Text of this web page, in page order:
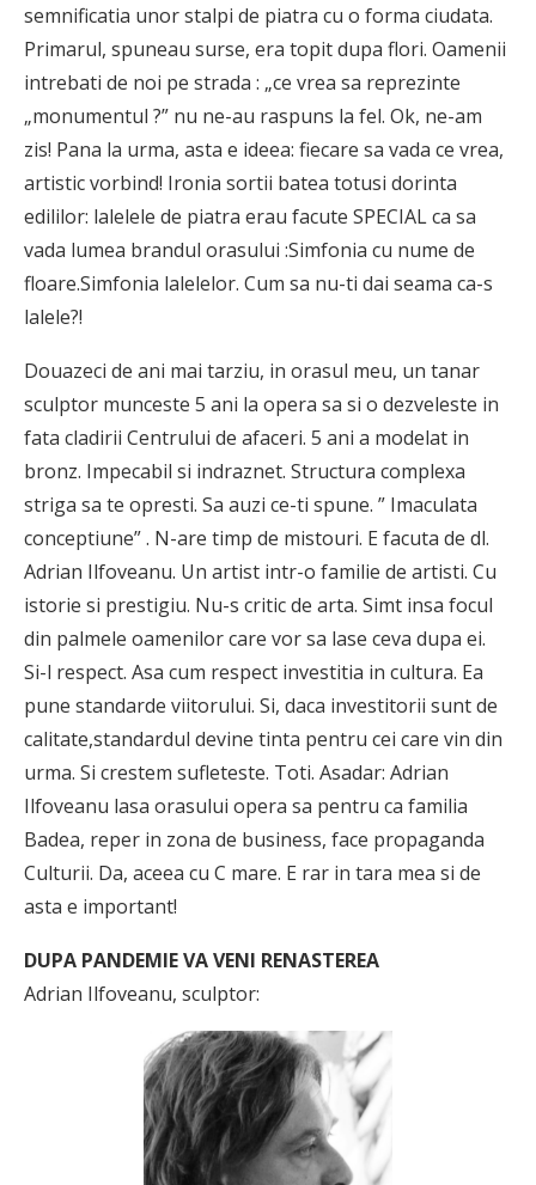
semnificatia unor stalpi de piatra cu o forma ciudata.
Primarul, spuneau surse, era topit dupa flori. Oamenii
intrebati de noi pe strada : „ce vrea sa reprezinte
„monumentul ?” nu ne-au raspuns la fel. Ok, ne-am
zis! Pana la urma, asta e ideea: fiecare sa vada ce vrea,
artistic vorbind! Ironia sortii batea totusi dorinta
edililor: lalelele de piatra erau facute SPECIAL ca sa
vada lumea brandul orasului :Simfonia cu nume de
floare.Simfonia lalelelor. Cum sa nu-ti dai seama ca-s
lalele?!
Douazeci de ani mai tarziu, in orasul meu, un tanar
sculptor munceste 5 ani la opera sa si o dezveleste in
fata cladirii Centrului de afaceri. 5 ani a modelat in
bronz. Impecabil si indraznet. Structura complexa
striga sa te opresti. Sa auzi ce-ti spune. ” Imaculata
conceptiune” . N-are timp de mistouri. E facuta de dl.
Adrian Ilfoveanu. Un artist intr-o familie de artisti. Cu
istorie si prestigiu. Nu-s critic de arta. Simt insa focul
din palmele oamenilor care vor sa lase ceva dupa ei.
Si-l respect. Asa cum respect investitia in cultura. Ea
pune standarde viitorului. Si, daca investitorii sunt de
calitate,standardul devine tinta pentru cei care vin din
urma. Si crestem sufleteste. Toti. Asadar: Adrian
Ilfoveanu lasa orasului opera sa pentru ca familia
Badea, reper in zona de business, face propaganda
Culturii. Da, aceea cu C mare. E rar in tara mea si de
asta e important!
DUPA PANDEMIE VA VENI RENASTEREA
Adrian Ilfoveanu, sculptor: